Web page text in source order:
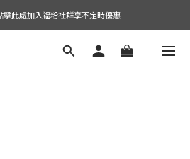
擊此處加入福粉社群享不定時優惠